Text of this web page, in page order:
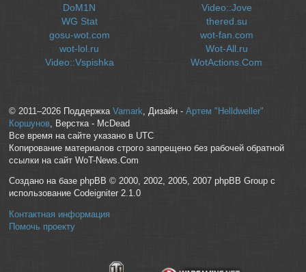
DoM1N
WG Stat
gosu-wot.com
wot-lol.ru
Video::Vspishka
Video::Jove
thered.su
wot-fan.com
Wot-All.ru
WotActions.Com
© 2011–2026 Поддержка Vamark, Дизайн - Артем "Helldweller"
Коршунов, Верстка - McDead
Все время на сайте указано в UTC
Копирование материалов строго запрещено без рабочей обратной
ссылки на сайт WoT-News.Com
Создано на базе phpBB © 2000, 2002, 2005, 2007 phpBB Group с
использование Codeigniter 2.1.0
Контактная информация
Помочь проекту